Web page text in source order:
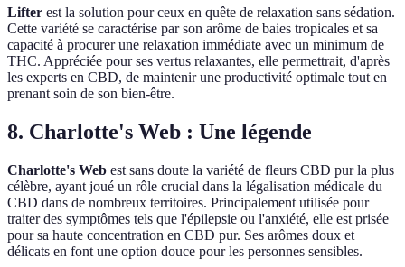
Lifter est la solution pour ceux en quête de relaxation sans sédation.
Cette variété se caractérise par son arôme de baies tropicales et sa
capacité à procurer une relaxation immédiate avec un minimum de
THC. Appréciée pour ses vertus relaxantes, elle permettrait, d'après
les experts en CBD, de maintenir une productivité optimale tout en
prenant soin de son bien-être.
8. Charlotte's Web : Une légende
Charlotte's Web est sans doute la variété de fleurs CBD pur la plus
célèbre, ayant joué un rôle crucial dans la légalisation médicale du
CBD dans de nombreux territoires. Principalement utilisée pour
traiter des symptômes tels que l'épilepsie ou l'anxiété, elle est prisée
pour sa haute concentration en CBD pur. Ses arômes doux et
délicats en font une option douce pour les personnes sensibles.